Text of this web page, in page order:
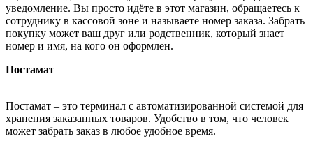
уведомление. Вы просто идёте в этот магазин, обращаетесь к
сотруднику в кассовой зоне и называете номер заказа. Забрать
покупку может ваш друг или родственник, который знает
номер и имя, на кого он оформлен.
Постамат
Постамат – это терминал с автоматизированной системой для
хранения заказанных товаров. Удобство в том, что человек
может забрать заказ в любое удобное время.